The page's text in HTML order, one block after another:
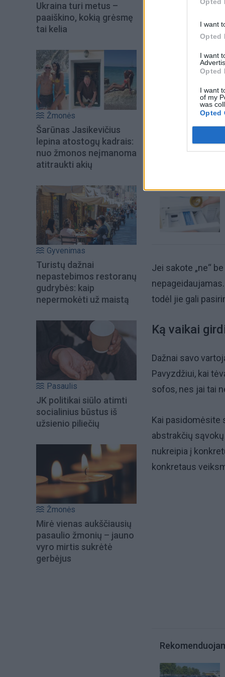
I want
Opted
I want
Opted
I want
of my
was
Opted
Ukraina turi metus –
paaiškino, kokią grėsmę
tai kelia
Žmonės
Šarūnas Jasikevičius
lepina atostogų kadrais:
nuo žmonos neįmanoma
atitraukti akių
Gyvenimas
Turistų dažnai
nepastebimos restoranų
gudrybės: kaip
nepermokėti už maistą
Pasaulis
JK politikai siūlo atimti
socialinius būstus iš
užsienio piliečių
Žmonės
Mirė vienas aukščiausių
pasaulio žmonių – jauno
vyro mirtis sukrėtė
gerbėjus
Šiuo metu
Jei sakote „ne“
todėl jie gali
Ką vaikai
Dažnai savo
Pavyzdžiui, kai
sofos, nes jai tai
Kai pasidomėsite
abstrakčių
nukreipia į
konkretaus